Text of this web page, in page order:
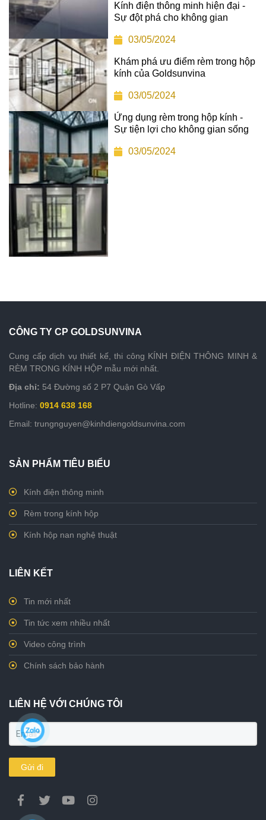
Kính điện thông minh hiện đại -
Sự đột phá cho không gian
03/05/2024
Khám phá ưu điểm rèm trong hộp
kính của Goldsunvina
03/05/2024
Ứng dụng rèm trong hộp kính -
Sự tiện lợi cho không gian sống
03/05/2024
CÔNG TY CP GOLDSUNVINA
Cung cấp dịch vụ thiết kế, thi công KÍNH ĐIỆN THÔNG MINH &
RÈM TRONG KÍNH HỘP mẫu mới nhất.
Địa chỉ: 54 Đường số 2 P7 Quận Gò Vấp
Hotline: 0914 638 168
Email: trungnguyen@kinhdiengoldsunvina.com
SẢN PHẨM TIÊU BIỂU
Kính điện thông minh
Rèm trong kính hộp
Kính hộp nan nghệ thuật
LIÊN KẾT
Tin mới nhất
Tin tức xem nhiều nhất
Video công trình
Chính sách bảo hành
LIÊN HỆ VỚI CHÚNG TÔI
Gửi đi